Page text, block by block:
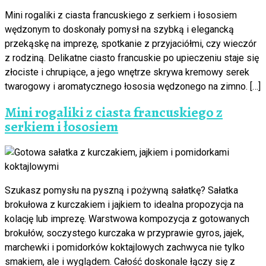
Mini rogaliki z ciasta francuskiego z serkiem i łososiem
wędzonym to doskonały pomysł na szybką i elegancką
przekąskę na imprezę, spotkanie z przyjaciółmi, czy wieczór
z rodziną. Delikatne ciasto francuskie po upieczeniu staje się
złociste i chrupiące, a jego wnętrze skrywa kremowy serek
twarogowy i aromatycznego łososia wędzonego na zimno. […]
Mini rogaliki z ciasta francuskiego z
serkiem i łososiem
Szukasz pomysłu na pyszną i pożywną sałatkę? Sałatka
brokułowa z kurczakiem i jajkiem to idealna propozycja na
kolację lub imprezę. Warstwowa kompozycja z gotowanych
brokułów, soczystego kurczaka w przyprawie gyros, jajek,
marchewki i pomidorków koktajlowych zachwyca nie tylko
smakiem, ale i wyglądem. Całość doskonale łączy się z